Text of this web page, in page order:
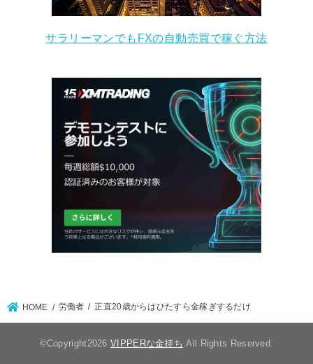
サラリーマンでもFXの自動売買で稼ぐ方法
HOME 労働者 正直20歳からはひたすら金稼ぎするだけ
©Copyright2026VIPPERな金持ち .All Rights Reserved.